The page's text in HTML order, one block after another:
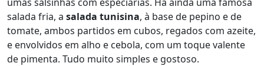
salada fria, a salada tunisina, à base de pepino e de
tomate, ambos partidos em cubos, regados com azeite,
e envolvidos em alho e cebola, com um toque valente
de pimenta. Tudo muito simples e gostoso.